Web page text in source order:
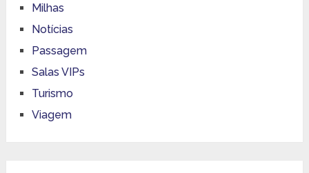
Milhas
Notícias
Passagem
Salas VIPs
Turismo
Viagem